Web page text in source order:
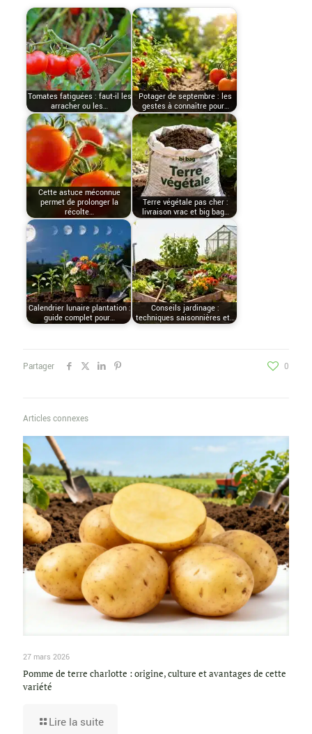
Tomates fatiguées : faut-il les
arracher ou les…
Potager de septembre : les
gestes à connaître pour…
Cette astuce méconnue
permet de prolonger la
récolte…
Terre végétale pas cher :
livraison vrac et big bag…
Calendrier lunaire plantation :
guide complet pour…
Conseils jardinage :
techniques saisonnières et…
Partager 0
Articles connexes
27 mars 2026
Pomme de terre charlotte : origine, culture et avantages de cette
variété
Lire la suite